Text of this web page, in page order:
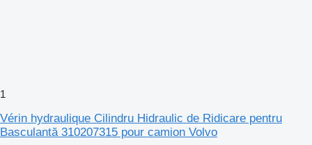
1
Vérin hydraulique Cilindru Hidraulic de Ridicare pentru
Basculantă 310207315 pour camion Volvo